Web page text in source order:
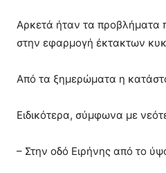
Αρκετά ήταν τα προβλήματα
στην εφαρμογή έκτακτων
Από τα ξημερώματα η
Ειδικότερα, σύμφωνα με
– Στην οδό Ειρήνης από το